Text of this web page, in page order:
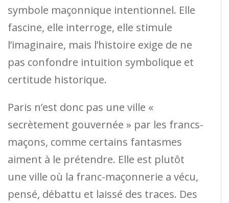
symbole maçonnique intentionnel. Elle
fascine, elle interroge, elle stimule
l’imaginaire, mais l’histoire exige de ne
pas confondre intuition symbolique et
certitude historique.
Paris n’est donc pas une ville «
secrètement gouvernée » par les francs-
maçons, comme certains fantasmes
aiment à le prétendre. Elle est plutôt
une ville où la franc-maçonnerie a vécu,
pensé, débattu et laissé des traces. Des